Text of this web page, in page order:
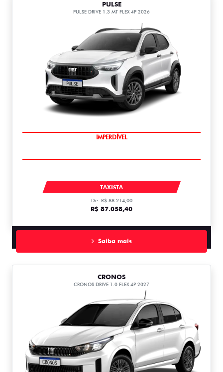
PULSE
PULSE DRIVE 1.3 MT FLEX 4P 2026
IMPERDÍVEL
TAXISTA
De: R$ 88.214,00
R$ 87.058,40
Saiba mais
CRONOS
CRONOS DRIVE 1.0 FLEX 4P 2027